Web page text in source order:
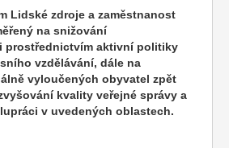
Lidské zdroje a zaměstnanost
na snižování
prostřednictvím aktivní politiky
vzdělávání, dále na
vyloučených obyvatel zpět
kvality veřejné správy a
v uvedených oblastech.